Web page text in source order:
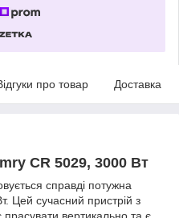
про товар Доставка
CR 5029, 3000 Вт
справді потужна
Цей сучасний пристрій з
вертикально та є